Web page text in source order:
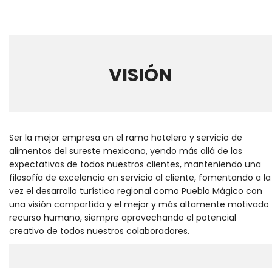
VISIÓN
Ser la mejor empresa en el ramo hotelero y servicio de
alimentos del sureste mexicano, yendo más allá de las
expectativas de todos nuestros clientes, manteniendo una
filosofía de excelencia en servicio al cliente, fomentando a la
vez el desarrollo turístico regional como Pueblo Mágico con
una visión compartida y el mejor y más altamente motivado
recurso humano, siempre aprovechando el potencial
creativo de todos nuestros colaboradores.